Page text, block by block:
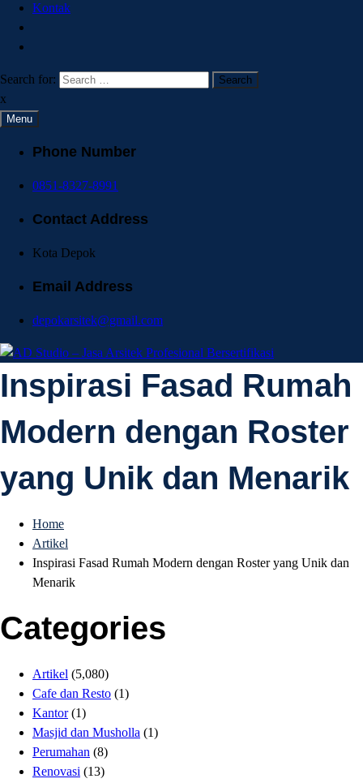
Kontak
Search for:
x
Menu
Phone Number
0851-8327-8991
Contact Address
Kota Depok
Email Address
depokarsitek@gmail.com
AD Studio – Jasa
Arsitek Profesional
Bersertifikasi
AD Studio – Jasa Arsitek Profesional Bersertifikasi
Inspirasi Fasad Rumah
Modern dengan Roster
yang Unik dan Menarik
Home
Artikel
Inspirasi Fasad Rumah Modern dengan Roster yang Unik dan
Menarik
Categories
Artikel (5,080)
Cafe dan Resto (1)
Kantor(1)
Masjid dan Musholla (1)
Perumahan (8)
Renovasi (13)